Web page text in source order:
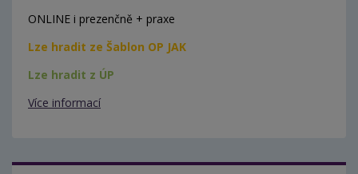
ONLINE i prezenčně + praxe
Lze hradit ze Šablon OP JAK
Lze hradit z ÚP
Více informací